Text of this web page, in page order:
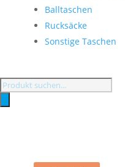
Balltaschen
Rucksäcke
Sonstige Taschen
Products